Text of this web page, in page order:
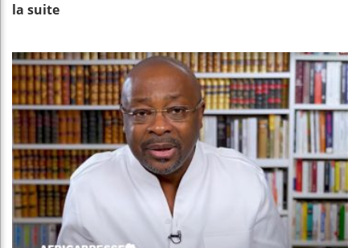
la suite